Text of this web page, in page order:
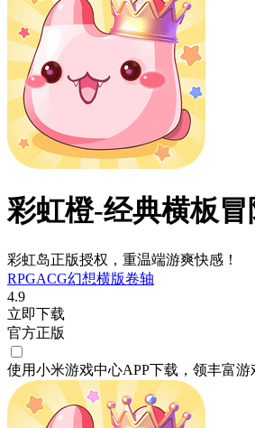
彩虹橙-经典横板
彩虹岛正版授权，重温端游爽快感！
RPGACG幻想横版卷轴
4.9
立即下载
官方正版
使用小米游戏中心APP下载 ，领丰富游